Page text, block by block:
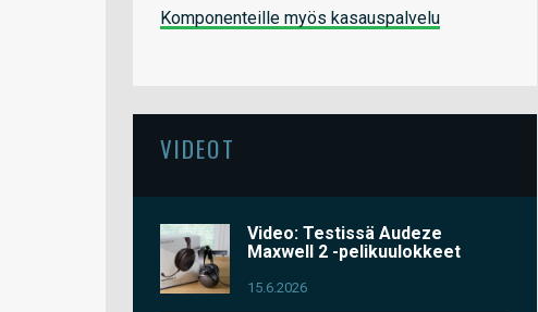
Komponenteille myös kasauspalvelu
VIDEOT
Video: Testissä Audeze
Maxwell 2 -pelikuulokkeet
15.6.2026